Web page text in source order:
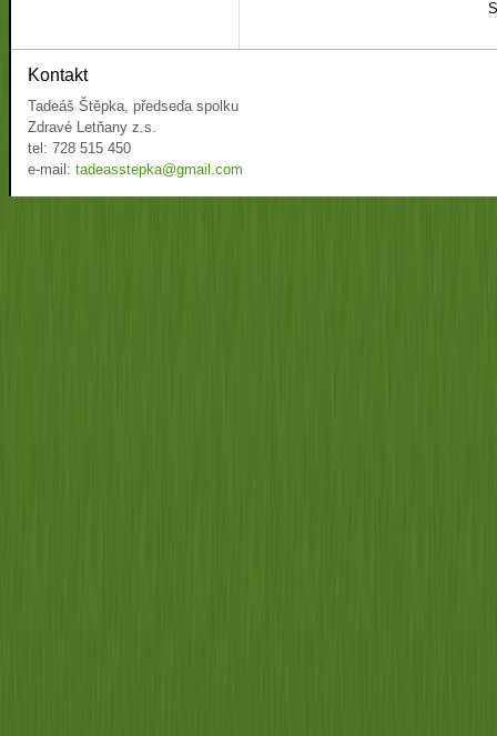
Kontakt
Tadeáš Štěpka, předseda spolku
Zdravé Letňany z.s.
tel: 728 515 450
e-mail: tadeasstepka@gmail.com